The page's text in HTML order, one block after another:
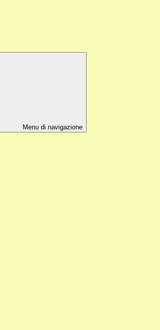
Menu di navigazione